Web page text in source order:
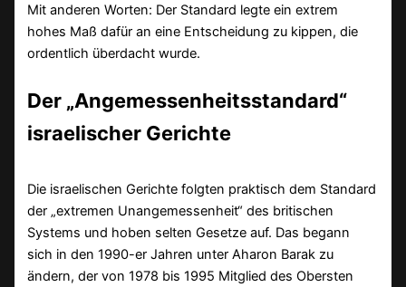
Mit anderen Worten: Der Standard legte ein extrem
hohes Maß dafür an eine Entscheidung zu kippen, die
ordentlich überdacht wurde.
Der „Angemessenheitsstandard“
israelischer Gerichte
Die israelischen Gerichte folgten praktisch dem Standard
der „extremen Unangemessenheit“ des britischen
Systems und hoben selten Gesetze auf. Das begann
sich in den 1990-er Jahren unter Aharon Barak zu
ändern, der von 1978 bis 1995 Mitglied des Obersten